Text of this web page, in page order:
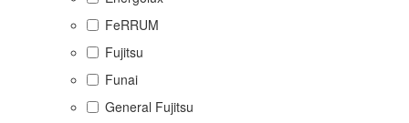
FeRRUM
Fujitsu
Funai
General Fujitsu